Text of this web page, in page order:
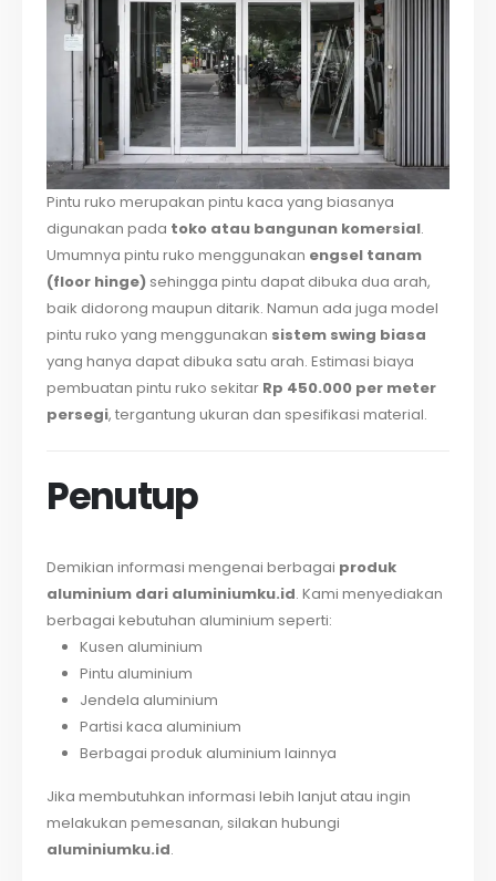
Pintu ruko merupakan pintu kaca yang biasanya
digunakan pada toko atau bangunan komersial.
Umumnya pintu ruko menggunakan engsel tanam
(floor hinge) sehingga pintu dapat dibuka dua arah,
baik didorong maupun ditarik. Namun ada juga model
pintu ruko yang menggunakan sistem swing biasa
yang hanya dapat dibuka satu arah. Estimasi biaya
pembuatan pintu ruko sekitar Rp 450.000 per meter
persegi, tergantung ukuran dan spesifikasi material.
Penutup
Demikian informasi mengenai berbagai produk
aluminium dari aluminiumku.id. Kami menyediakan
berbagai kebutuhan aluminium seperti:
Kusen aluminium
Pintu aluminium
Jendela aluminium
Partisi kaca aluminium
Berbagai produk aluminium lainnya
Jika membutuhkan informasi lebih lanjut atau ingin
melakukan pemesanan, silakan hubungi
aluminiumku.id.